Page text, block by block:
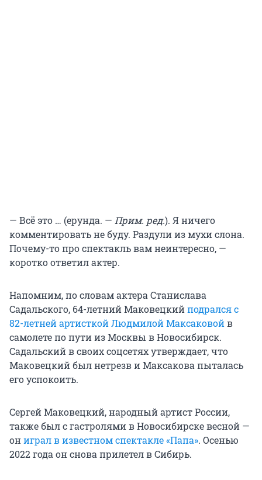
— Всё это … (ерунда. — Прим. ред.). Я ничего
комментировать не буду. Раздули из мухи слона.
Почему-то про спектакль вам неинтересно, —
коротко ответил актер.
Напомним, по словам актера Станислава
Садальского, 64-летний Маковецкийподрался с
82-летней артисткой Людмилой Максаковойв
самолете по пути из Москвы в Новосибирск.
Садальский в своих соцсетях утверждает, что
Маковецкий был нетрезв и Максакова пыталась
его успокоить.
Сергей Маковецкий, народный артист России,
также был с гастролями в Новосибирске весной —
ониграл в известном спектакле «Папа». Осенью
2022 года он снова прилетел в Сибирь.